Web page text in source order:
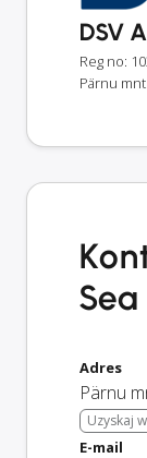
DSV
Reg no:
Pärnu
Sea
Adres
Pärnu
Uzyskaj
E-mail